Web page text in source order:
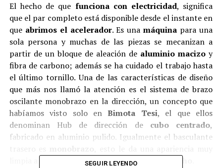
El hecho de que funciona con electricidad, significa
que el par completo está disponible desde el instante en
queabrimos el acelerador. Es unamáquina para una
sola persona y muchas de las piezas se mecanizan a
partir de un bloque de aleación de aluminio macizo y
fibra de carbono; además se ha cuidado el trabajo hasta
el último tornillo. Una de las características de diseño
que más nos llamó la atención es el sistema de brazo
oscilante monobrazo en la dirección, un concepto que
habíamos visto solo enBimota Tesi, el que ellos
denominan Hub de dirección de cubo centrado,
fabricado en aluminio pulido. Igualmente el basculante
limpia a las ruedas alverla desde el lado derecho
SEGUIR LEYENDO